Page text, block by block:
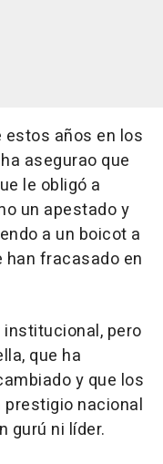
años en los
asegurao que
le obligó a
un apestado y
a un boicot a
han fracasado en
pero
que ha
y que los
nacional
gurú ni líder.